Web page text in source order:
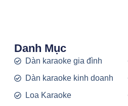
Danh Mục
Dàn karaoke gia đình
Dàn karaoke kinh doanh
Loa Karaoke